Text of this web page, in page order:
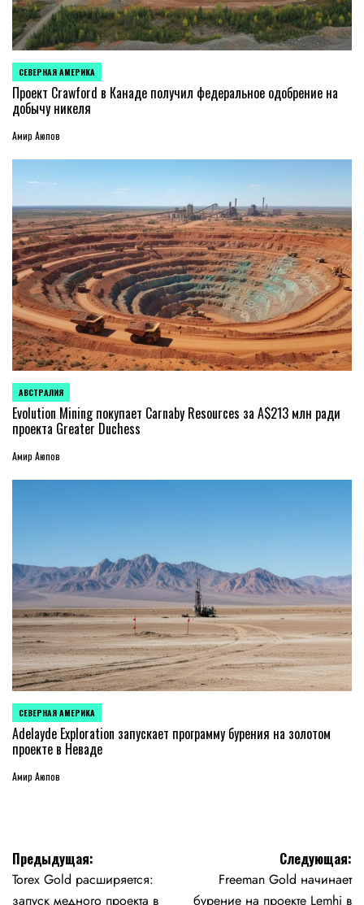
ОПУБЛИКОВАНО
В
СЕВЕРНАЯ АМЕРИКА
Проект Crawford в Канаде получил федеральное одобрение на
добычу никеля
Амир Аюпов
ОПУБЛИКОВАНО
В
АВСТРАЛИЯ
Evolution Mining покупает Carnaby Resources за A$213 млн ради
проекта Greater Duchess
Амир Аюпов
ОПУБЛИКОВАНО
В
СЕВЕРНАЯ АМЕРИКА
Adelayde Exploration запускает программу бурения на золотом
проекте в Неваде
Амир Аюпов
Навигация
по
Предыдущая:
Torex Gold расширяется:
запуск медного проекта в
Следующая:
Freeman Gold начинает
бурение на проекте Lemhi в